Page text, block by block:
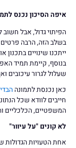
איפה הסיכון נכנס
הפיתוי גדול, אבל
בשלב הזה, הרבה פרטים
ייתכנו שינויים
בנוסף, קיימת תמיד
שעלול לגרור עיכובים
כאן נכנסת לתמונה
חייבים לוודא שכל
המשפטיים, הכלכליים
לא קונים "על עיוור"
אחת הטעויות